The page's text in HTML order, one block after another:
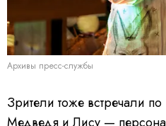
Архивы пресс-службы
Зрители тоже встречали